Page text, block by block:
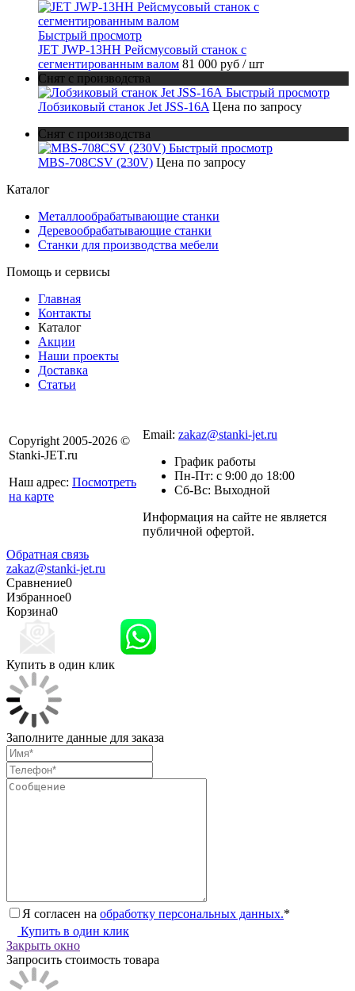
Быстрый просмотр
JET JWP-13HH Рейсмусовый станок с
сегментированным валом 81 000 руб / шт
Снят с производства
Быстрый просмотр
Лобзиковый станок Jet JSS-16A Цена по запросу
Снят с производства
Быстрый просмотр
MBS-708CSV (230V) Цена по запросу
Каталог
Металлообрабатывающие станки
Деревообрабатывающие станки
Станки для производства мебели
Помощь и сервисы
Главная
Контакты
Каталог
Акции
Наши проекты
Доставка
Статьи
Copyright 2005-2026 ©
Stanki-JET.ru
Наш адрес: Посмотреть
на карте
Email: zakaz@stanki-jet.ru
График работы
Пн-Пт: с 9:00 до 18:00
Сб-Вс: Выходной
Информация на сайте не является
публичной офертой.
Обратная связь
zakaz@stanki-jet.ru
Сравнение0
Избранное0
Корзина0
Купить в один клик
Заполните данные для заказа
Я согласен на обработку персональных данных.*
Купить в один клик
Закрыть окно
Запросить стоимость товара